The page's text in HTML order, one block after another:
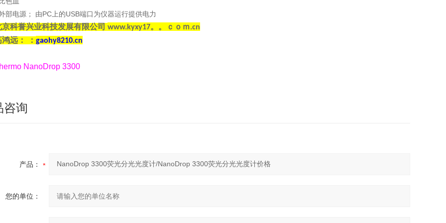
部电源； 由PC上的USB端口为仪器运行提供电力
京科誉兴业科技发展有限公司 www.kyxy17。。ｃｏｍ.cn
远： ： gaohy8210.cn
NanoDrop 3300
咨询
产品：
您的单位：